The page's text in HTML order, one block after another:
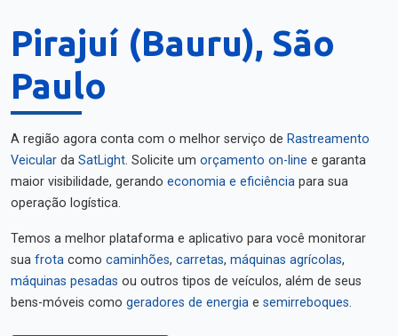
Pirajuí (Bauru), São
Paulo
A região agora conta com o melhor serviço de Rastreamento
Veicular da SatLight. Solicite um orçamento on-line e garanta
maior visibilidade, gerando economia e eficiência para sua
operação logística.
Temos a melhor plataforma e aplicativo para você monitorar
sua frota como caminhões, carretas, máquinas agrícolas,
máquinas pesadas ou outros tipos de veículos, além de seus
bens-móveis como geradores de energia e semirreboques.